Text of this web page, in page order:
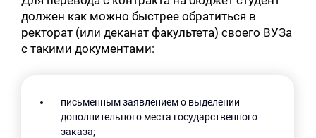
должен как можно быстрее обратиться в
ректорат (или деканат факультета) своего ВУЗа
с такими документами:
письменным заявлением о выделении
дополнительного места государственного
заказа;